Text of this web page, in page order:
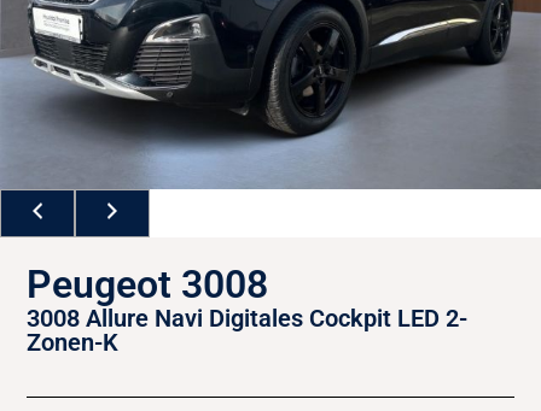
Peugeot 3008
3008 Allure Navi Digitales Cockpit LED 2-
Zonen-K